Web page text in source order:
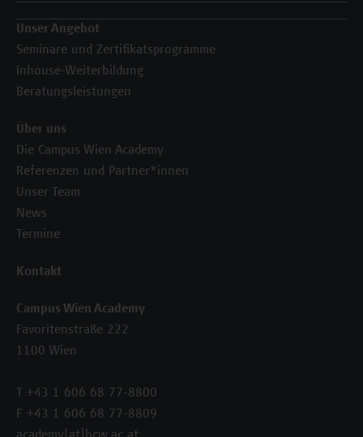
Unser Angebot
Seminare und Zertifikatsprogramme
Inhouse-Weiterbildung
Beratungsleistungen
Über uns
Die Campus Wien Academy
Referenzen und Partner*innen
Unser Team
News
Termine
Kontakt
Campus Wien Academy
Favoritenstraße 222
1100 Wien
T +43 1 606 68 77-8800
F +43 1 606 68 77-8809